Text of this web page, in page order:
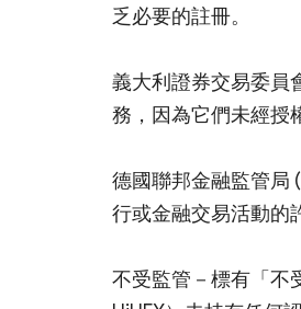
乏必要的註冊。
義大利證券交易委員
務，因為它們未經授
德國聯邦金融監管局
行或金融交易活動的
不受監管－標有「不